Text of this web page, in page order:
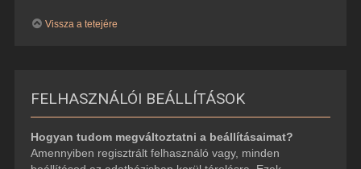
Vissza a tetejére
FELHASZNÁLÓI BEÁLLÍTÁSOK
Hogyan tudom megváltoztatni a beállításaimat?
Amennyiben regisztrált felhasználó vagy, minden